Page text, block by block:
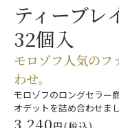
ティーブレ
32個入
モロゾフ人気のフ
わせ。
モロゾフのロングセラー
オデットを詰め合わせまし